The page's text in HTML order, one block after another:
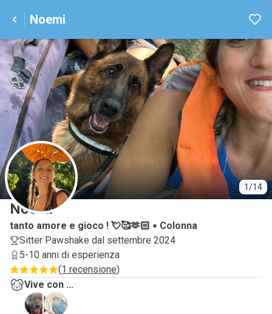
Noemi
1/14
N
Noemi
tanto amore e gioco ! 💘🥰🫶🏻
Colonna
Sitter Pawshake dal settembre 2024
5-10 anni di esperienza
(1 recensione)
Vive con ...
I
R